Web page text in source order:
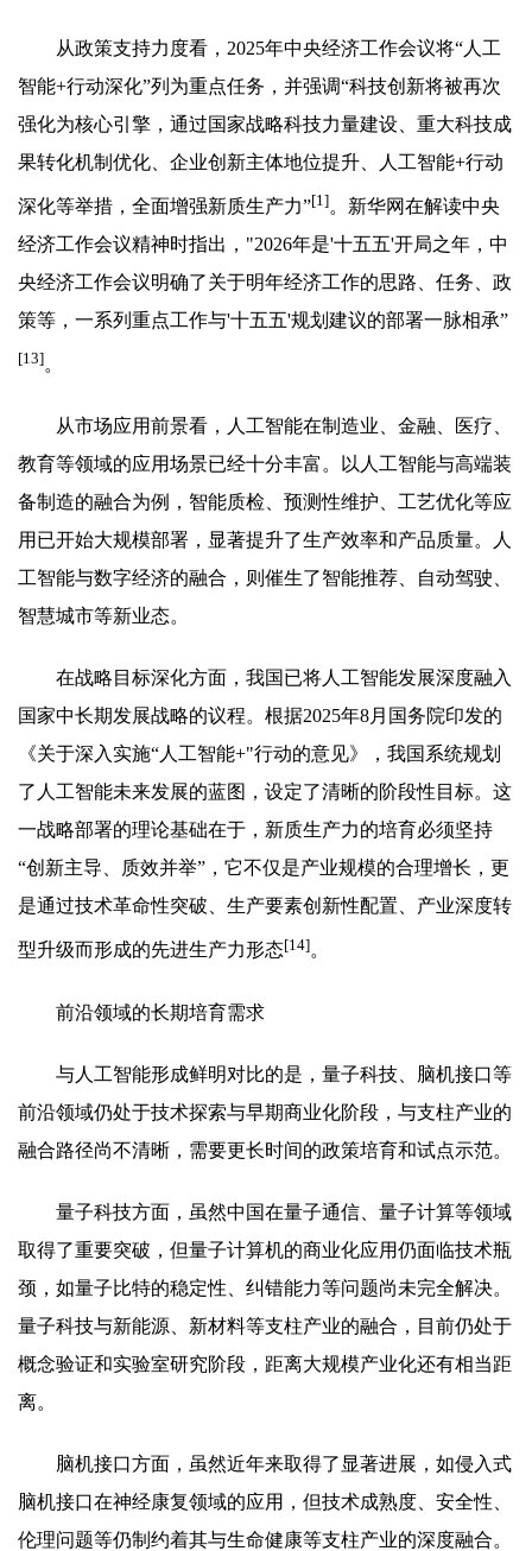
从政策支持力度看，2025年中央经济工作会议将“人工
智能+行动深化”列为重点任务，并强调“科技创新将被再次
强化为核心引擎，通过国家战略科技力量建设、重大科技成
果转化机制优化、企业创新主体地位提升、人工智能+行动
深化等举措，全面增强新质生产力”[1]。新华网在解读中央
经济工作会议精神时指出，"2026年是'十五五'开局之年，中
央经济工作会议明确了关于明年经济工作的思路、任务、政
策等，一系列重点工作与'十五五'规划建议的部署一脉相承”
[13]。
从市场应用前景看，人工智能在制造业、金融、医疗、
教育等领域的应用场景已经十分丰富。以人工智能与高端装
备制造的融合为例，智能质检、预测性维护、工艺优化等应
用已开始大规模部署，显著提升了生产效率和产品质量。人
工智能与数字经济的融合，则催生了智能推荐、自动驾驶、
智慧城市等新业态。
在战略目标深化方面，我国已将人工智能发展深度融入
国家中长期发展战略的议程。根据2025年8月国务院印发的
《关于深入实施“人工智能+"行动的意见》，我国系统规划
了人工智能未来发展的蓝图，设定了清晰的阶段性目标。这
一战略部署的理论基础在于，新质生产力的培育必须坚持
“创新主导、质效并举”，它不仅是产业规模的合理增长，更
是通过技术革命性突破、生产要素创新性配置、产业深度转
型升级而形成的先进生产力形态[14]。
前沿领域的长期培育需求
与人工智能形成鲜明对比的是，量子科技、脑机接口等
前沿领域仍处于技术探索与早期商业化阶段，与支柱产业的
融合路径尚不清晰，需要更长时间的政策培育和试点示范。
量子科技方面，虽然中国在量子通信、量子计算等领域
取得了重要突破，但量子计算机的商业化应用仍面临技术瓶
颈，如量子比特的稳定性、纠错能力等问题尚未完全解决。
量子科技与新能源、新材料等支柱产业的融合，目前仍处于
概念验证和实验室研究阶段，距离大规模产业化还有相当距
离。
脑机接口方面，虽然近年来取得了显著进展，如侵入式
脑机接口在神经康复领域的应用，但技术成熟度、安全性、
伦理问题等仍制约着其与生命健康等支柱产业的深度融合。